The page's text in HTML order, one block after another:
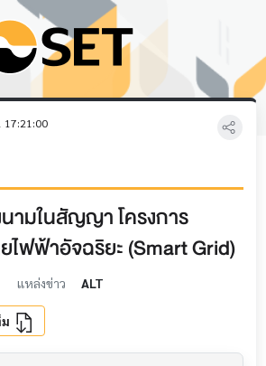
17:21:00
ามในสัญญา โครงการ
ฟฟ้าอัจฉริยะ (Smart Grid)
แหล่งข่าว ALT